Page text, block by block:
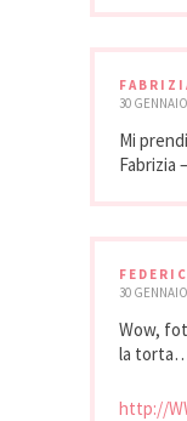
30
Mi
Fabrizia –
30
Wow,
la
http://